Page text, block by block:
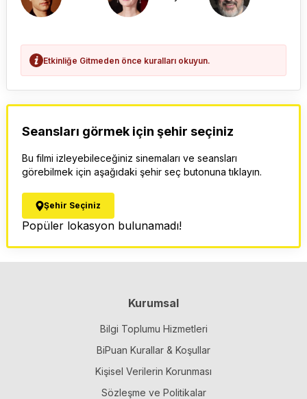
Etkinliğe Gitmeden önce kuralları okuyun.
Seansları görmek için şehir seçiniz
Bu filmi izleyebileceğiniz sinemaları ve seansları
görebilmek için aşağıdaki şehir seç butonuna tıklayın.
Şehir Seçiniz
Popüler lokasyon bulunamadı!
Kurumsal
Bilgi Toplumu Hizmetleri
BiPuan Kurallar & Koşullar
Kişisel Verilerin Korunması
Sözleşme ve Politikalar